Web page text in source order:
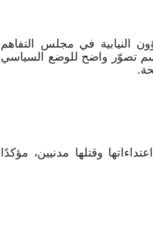
النيابية في مجلس التفاهم
تصوّر واضح للوضع السياسي
وقتلها مدنيين، مؤكدًا